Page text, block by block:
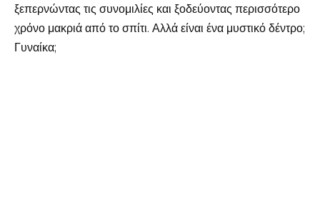
ξεπερνώντας τις συνομιλίες και ξοδεύοντας περισσότερο
χρόνο μακριά από το σπίτι. Αλλά είναι ένα μυστικό δέντρο;
Γυναίκα;